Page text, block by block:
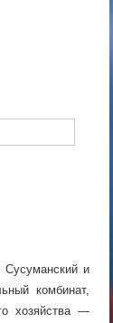
и
комбинат,
хозяйства —